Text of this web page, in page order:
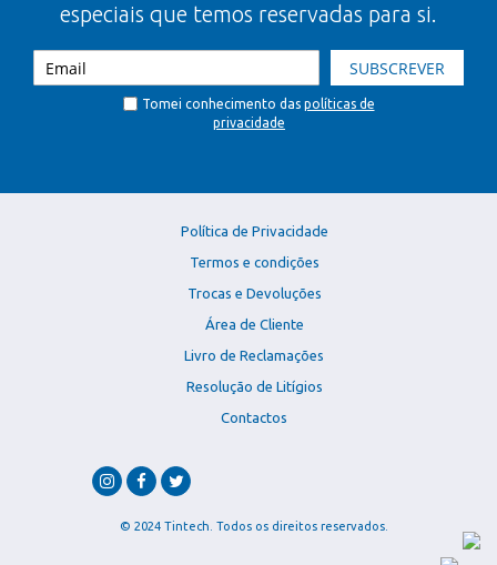
especiais que temos reservadas para si.
SUBSCREVER
Tomei conhecimento das políticas de
privacidade
Política de Privacidade
Termos e condições
Trocas e Devoluções
Área de Cliente
Livro de Reclamações
Resolução de Litígios
Contactos
© 2024 Tintech. Todos os direitos reservados.